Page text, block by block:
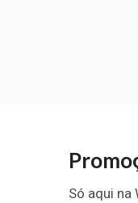
Só aqui na